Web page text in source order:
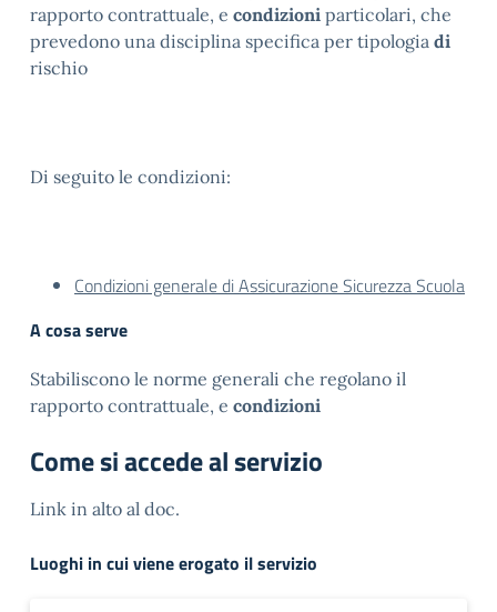
rapporto contrattuale, e condizioni particolari, che
prevedono una disciplina specifica per tipologia di
rischio
Di seguito le condizioni:
Condizioni generale di Assicurazione Sicurezza Scuola
A cosa serve
Stabiliscono le norme generali che regolano il
rapporto contrattuale, e condizioni
Come si accede al servizio
Link in alto al doc.
Luoghi in cui viene erogato il servizio